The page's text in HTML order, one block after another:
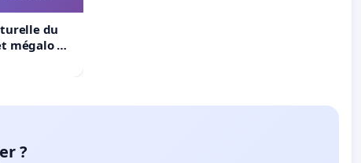
du
mégalo du
?